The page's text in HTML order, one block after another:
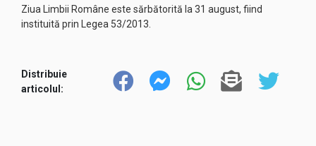
Ziua Limbii Române este sărbătorită la 31 august, fiind
instituită prin Legea 53/2013.
Distribuie
articolul: